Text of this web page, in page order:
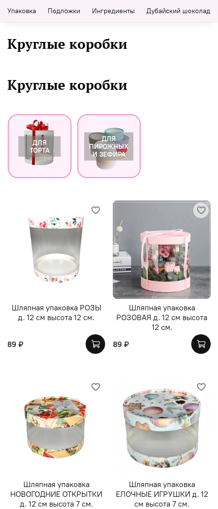
Упаковка Подложки Ингредиенты Дубайский шоколад
Круглые коробки
Круглые коробки
ДЛЯ
ТОРТА
ДЛЯ
ПИРОЖНЫХ
И ЗЕФИРА
Шляпная упаковка РОЗЫ
д. 12 см высота 12 см.
89 ₽
Шляпная упаковка
РОЗОВАЯ д. 12 см высота
12 см.
89 ₽
Шляпная упаковка
НОВОГОДНИЕ ОТКРЫТКИ
д. 12 см высота 7 см.
Шляпная упаковка
ЕЛОЧНЫЕ ИГРУШКИ д. 12
см высота 7 см.